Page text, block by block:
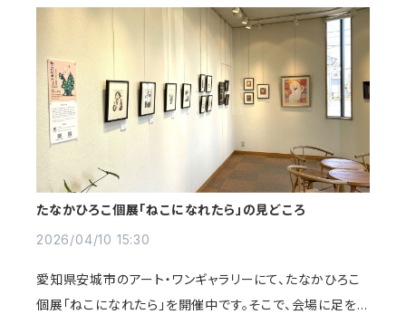
たなかひろこ個展「ねこになれたら」の見どころ
2026/04/10 15:30
愛知県安城市のアート・ワンギャラリーにて、たなかひろこ
個展「ねこになれたら」を開催中です。そこで、会場に足を